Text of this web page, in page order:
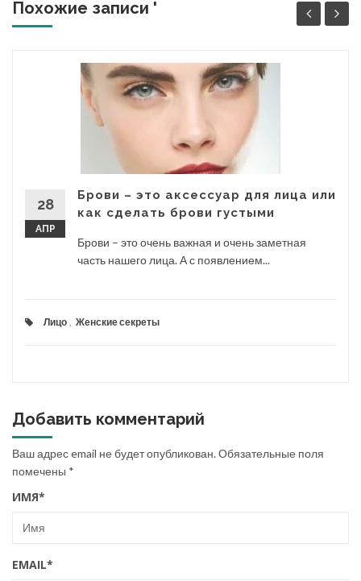
Похожие записи '
28
АПР
Брови – это аксессуар для лица или
как сделать брови густыми
Брови – это очень важная и очень заметная
часть нашего лица. А с появлением...
Лицо Женские секреты
Добавить комментарий
Ваш адрес email не будет опубликован.Обязательные поля
помечены *
ИМЯ*
EMAIL*